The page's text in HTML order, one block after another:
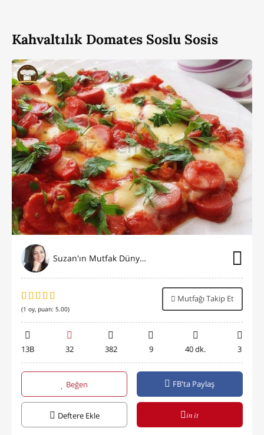
Kahvaltılık Domates Soslu Sosis
Suzan'ın Mutfak Dünyası
(1 oy, puan: 5.00)
Mutfağı Takip Et
13B 32 382 9 40 dk. 3
Beğen FB'ta Paylaş
Deftere Ekle in it